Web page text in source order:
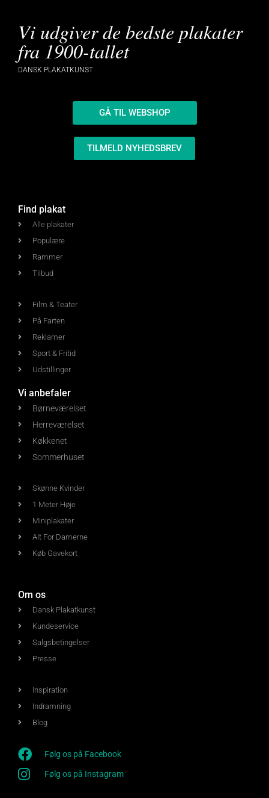
Vi udgiver de bedste plakater
fra 1900-tallet
DANSK PLAKATKUNST
GÅ TIL WEBSHOP
TILMELD NYHEDSBREV
Find plakat
Alle plakater
Populære
Rammer
Tilbud
Film & Teater
På Farten
Reklamer
Sport & Fritid
Udstillinger
Vi anbefaler
Børneværelset
Herreværelset
Køkkenet
Sommerhuset
Skønne Kvinder
1 Meter Høje
Miniplakater
Alt For Damerne
Køb Gavekort
Om os
Dansk Plakatkunst
Kundeservice
Salgsbetingelser
Presse
Inspiration
Indramning
Blog
Følg os på Facebook
Følg os på Instagram